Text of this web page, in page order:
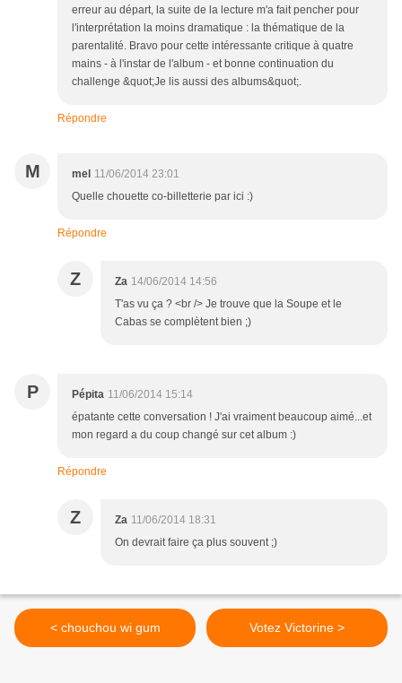
erreur au départ, la suite de la lecture m'a fait pencher pour
l'interprétation la moins dramatique : la thématique de la
parentalité. Bravo pour cette intéressante critique à quatre
mains - à l'instar de l'album - et bonne continuation du
challenge &quot;Je lis aussi des albums&quot;.
Répondre
M mel 11/06/2014 23:01
Quelle chouette co-billetterie par ici :)
Répondre
Z Za 14/06/2014 14:56
T'as vu ça ? <br /> Je trouve que la Soupe et le
Cabas se complètent bien ;)
P Pépita 11/06/2014 15:14
épatante cette conversation ! J'ai vraiment beaucoup aimé...et
mon regard a du coup changé sur cet album :)
Répondre
Z Za 11/06/2014 18:31
On devrait faire ça plus souvent ;)
< chouchou wi gum Votez Victorine >